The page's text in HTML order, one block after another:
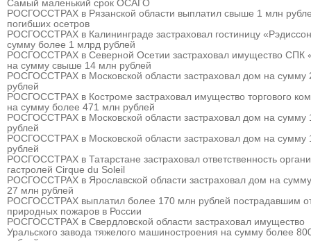
Самый маленький срок ОСАГО
РОСГОССТРАХ в Рязанской области выплатил свыше 1 млн
погибших осетров
РОСГОССТРАХ в Калининграде застраховал гостиницу
сумму более 1 млрд рублей
РОСГОССТРАХ в Северной Осетии застраховал имущество СПК
на сумму свыше 14 млн рублей
РОСГОССТРАХ в Московской области застраховал дом на сумму
рублей
РОСГОССТРАХ в Костроме застраховал имущество торгового
на сумму более 471 млн рублей
РОСГОССТРАХ в Московской области застраховал дом на сумму
рублей
РОСГОССТРАХ в Московской области застраховал дом на сумму
рублей
РОСГОССТРАХ в Татарстане застраховал ответственность
гастролей Cirque du Soleil
РОСГОССТРАХ в Ярославской области застраховал дом на
27 млн рублей
РОСГОССТРАХ выплатил более 170 млн рублей пострадавшим
природных пожаров в России
РОСГОССТРАХ в Свердловской области застраховал имущество
Уральского завода тяжелого машиностроения на сумму более